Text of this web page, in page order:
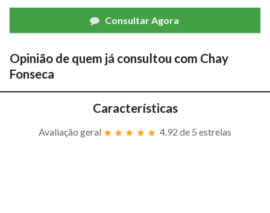
Consultar Agora
Opinião de quem já consultou com Chay
Fonseca
Características
Avaliação geral 4.92 de 5 estrelas